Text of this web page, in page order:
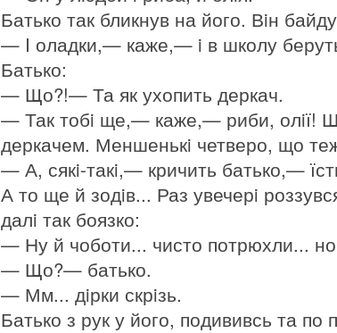
Батько так бликнув на його. Вiн
— I оладки,— каже,— i в школу
Батько:
— Що?!— Та як ухопить деркач.
— Так тобi ще,— каже,— риби, олiї!
деркачем. Меншенькi четверо, що
— А, сякi-такi,— кричить батько,—
А то ще й зодiв... Раз увечерi
далi так боязко:
— Ну й чоботи... чисто потрюхли...
— Що?— батько.
— Мм... дiрки скрiзь.
Батько з рук у його, подививсь та